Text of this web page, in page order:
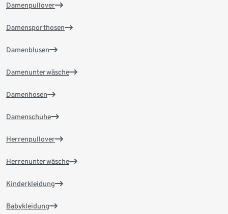
Damenpullover
Damensporthosen
Damenblusen
Damenunterwäsche
Damenhosen
Damenschuhe
Herrenpullover
Herrenunterwäsche
Kinderkleidung
Babykleidung